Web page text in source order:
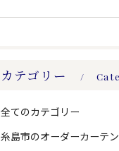
カテゴリー
全てのカテゴリー
糸島市のオーダーカーテン